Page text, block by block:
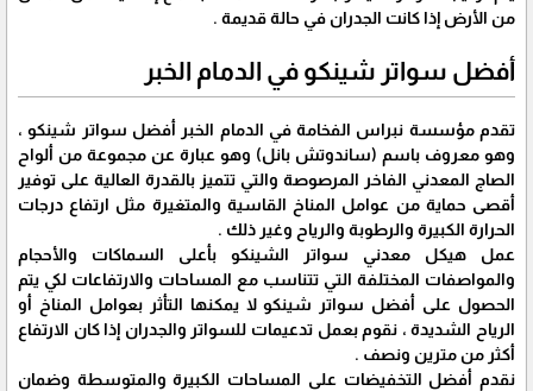
من الأرض إذا كانت الجدران في حالة قديمة .
أفضل سواتر شينكو في الدمام الخبر
تقدم مؤسسة نبراس الفخامة في الدمام الخبر أفضل سواتر شينكو ،
وهو معروف باسم (ساندوتش بانل) وهو عبارة عن مجموعة من ألواح
الصاج المعدني الفاخر المرصوصة والتي تتميز بالقدرة العالية على توفير
أقصى حماية من عوامل المناخ القاسية والمتغيرة مثل ارتفاع درجات
الحرارة الكبيرة والرطوبة والرياح وغير ذلك .
عمل هيكل معدني سواتر الشينكو بأعلى السماكات والأحجام
والمواصفات المختلفة التي تتناسب مع المساحات والارتفاعات لكي يتم
الحصول على أفضل سواتر شينكو لا يمكنها التأثر بعوامل المناخ أو
الرياح الشديدة ، نقوم بعمل تدعيمات للسواتر والجدران إذا كان الارتفاع
أكثر من مترين ونصف .
نقدم أفضل التخفيضات على المساحات الكبيرة والمتوسطة وضمان